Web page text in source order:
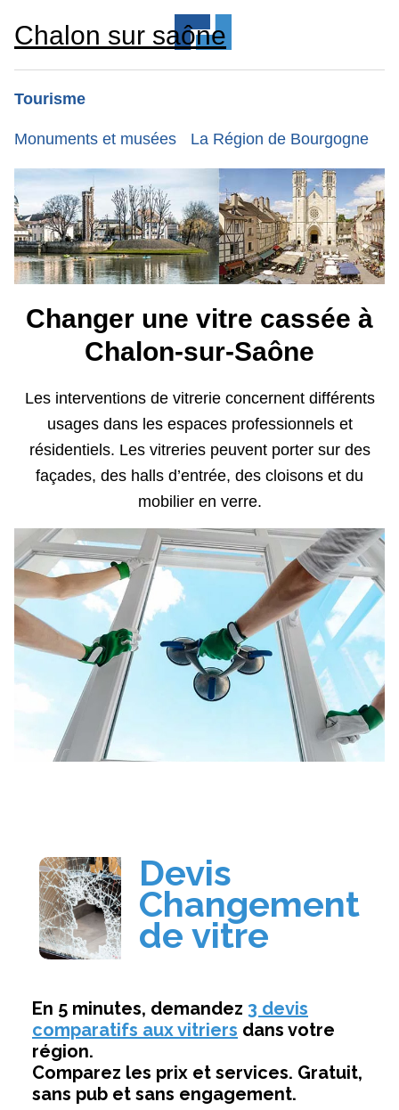
Chalon sur saône
Tourisme
Monuments et musées La Région de Bourgogne
Changer une vitre cassée à
Chalon-sur-Saône
Les interventions de vitrerie concernent différents
usages dans les espaces professionnels et
résidentiels. Les vitreries peuvent porter sur des
façades, des halls d’entrée, des cloisons et du
mobilier en verre.